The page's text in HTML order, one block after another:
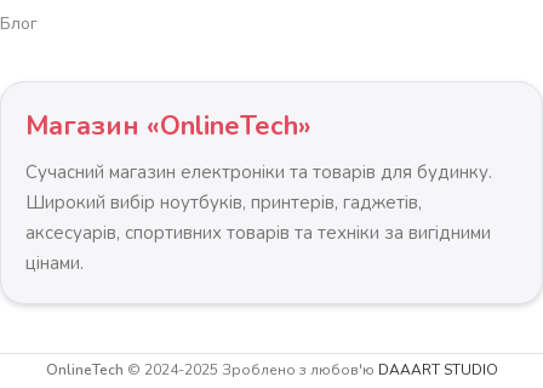
Блог
Магазин «OnlineTech»
Сучасний магазин електроніки та товарів для будинку.
Широкий вибір ноутбуків, принтерів, гаджетів,
аксесуарів, спортивних товарів та техніки за вигідними
цінами.
OnlineTech © 2024-2025 Зроблено з любов'ю DAAART STUDIO
маркіз
KX3219